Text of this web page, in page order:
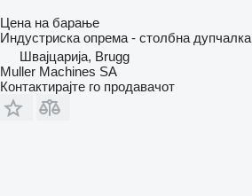
Цена на барање
Индустриска опрема - столбна дупчалка
Швајцарија, Brugg
Muller Machines SA
Контактирајте го продавачот